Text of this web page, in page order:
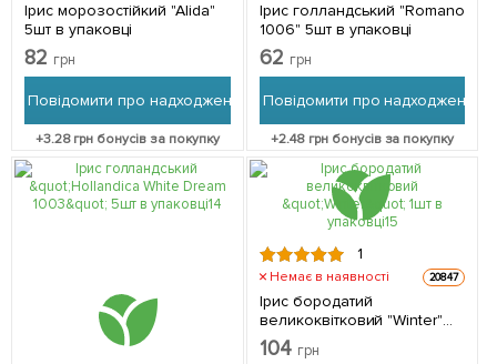
Ірис морозостійкий "Alida"
5шт в упаковці
82 грн
Повідомити про надходження
+3.28грн бонусів за покупку
Ірис голландський "Romano
1006" 5шт в упаковці
62 грн
Повідомити про надходження
+2.48грн бонусів за покупку
1
Немає в наявності 20847
Ірис бородатий
великоквітковий "Winter"
1шт в упаковці
104 грн